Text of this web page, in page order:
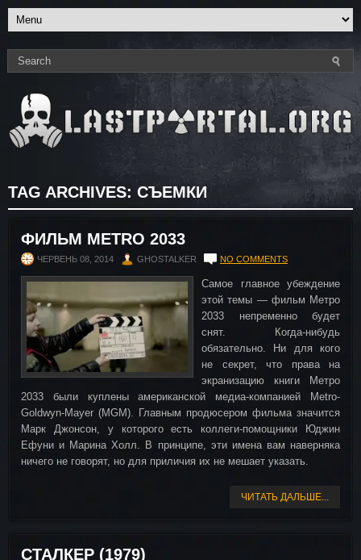
TAG ARCHIVES: СЪЕМКИ
ФИЛЬМ METRO 2033
ЧЕРВЕНЬ 08, 2014 GHOSTALKER NO COMMENTS
Самое главное убеждение
этой темы — фильм Метро
2033 непременно будет
снят. Когда-нибудь
обязательно. Ни для кого
не секрет, что права на
экранизацию книги Метро
2033 были куплены американской медиа-компанией Metro-
Goldwyn-Mayer (MGM). Главным продюсером фильма значится
Марк Джонсон, у которого есть коллеги-помощники Юджин
Ефуни и Марина Холл. В принципе, эти имена вам наверняка
ничего не говорят, но для приличия их не мешает указать.
ЧИТАТЬ ДАЛЬШЕ...
СТАЛКЕР (1979)